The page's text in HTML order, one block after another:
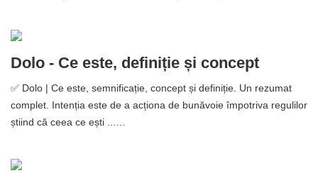
Dolo - Ce este, definiție și concept
✅ Dolo | Ce este, semnificație, concept și definiție. Un rezumat
complet. Intenția este de a acționa de bunăvoie împotriva regulilor
știind că ceea ce ești ...…